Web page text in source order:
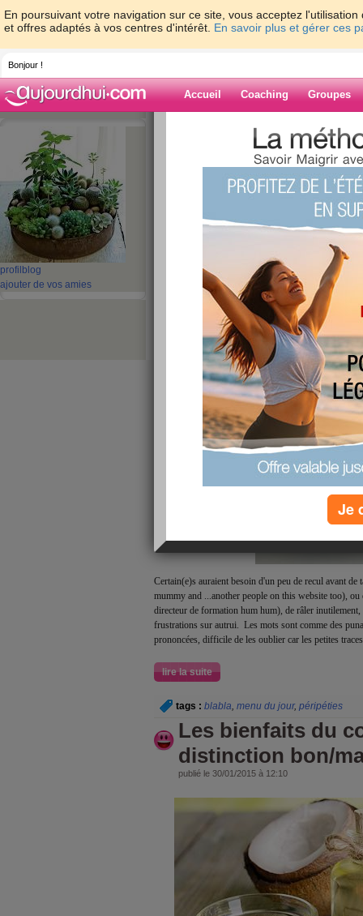
En poursuivant votre navigation sur ce site, vous acceptez
et offres adaptés à vos centres d'intérêt. En savoir plus et gérer ces
Bonjour !
Accueil Coaching Groupes
profil blog
ajouter de vos amies
> bananabread
Blog de
21 - 26 »
‹ Préc. 1 2 3 4 5
vendredi 30/01/
publié le 30/01/2015 à 14:19
Certain(e)s auraient besoin d'un peu de recul avant de
mummy and ...another people on this website too), ou
directeur de formation hum hum), de râler inutilement,
frustrations sur autrui. Les mots sont comme des
prononcées, difficile de les oublier car les petites
lire la suite
tags : blabla, menu du jour, péripéties
Les bienfaits du
distinction bon/
publié le 30/01/2015 à 12:10
Je